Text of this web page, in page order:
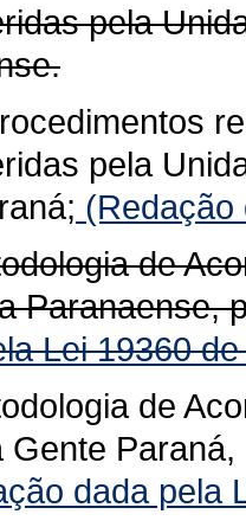
pela
pela
(Redação
de
Paranaense,
Lei 19360
de
Gente
dada pela